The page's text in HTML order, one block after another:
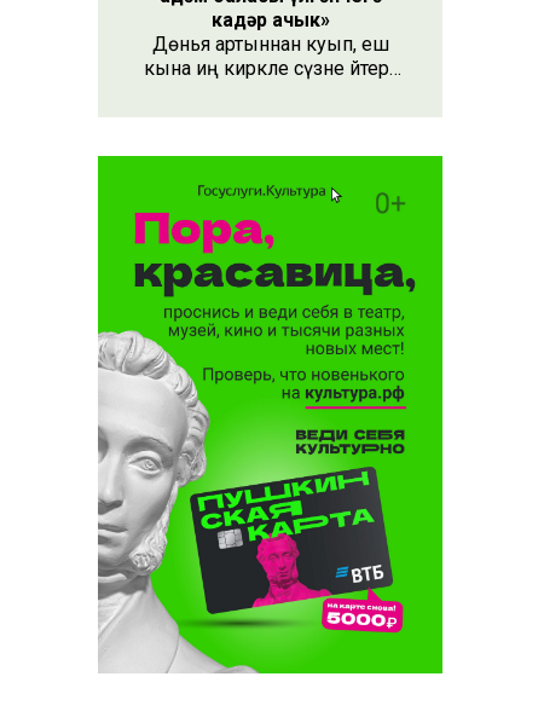
кадәр ачык»
Дөнья артыннан куып, еш
кына иң кирәкле сүзне әйтергә
Әлеге сүзне күршең яки
кеше бөтен яшәеше, барлыгы